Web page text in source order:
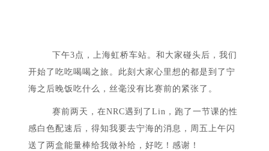
下午3点，上海虹桥车站。 和大家碰头后，我们
开始了吃吃喝喝之旅。此刻大家心里想的都是到了宁
海之后晚饭吃什么，丝毫没有比赛前的紧张了。
赛前两天，在NRC遇到了Lin，跑了一节课的性
感白色配速后，得知我要去宁海的消息，周五上午闪
送了两盒能量棒给我做补给，好吃！感谢！